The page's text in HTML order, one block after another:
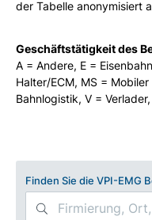
der Tabelle anonymisiert
Geschäftstätigkeit des
A = Andere, E =
Halter/ECM, MS =
Bahnlogistik, V =
Finden Sie die VPI-EMG